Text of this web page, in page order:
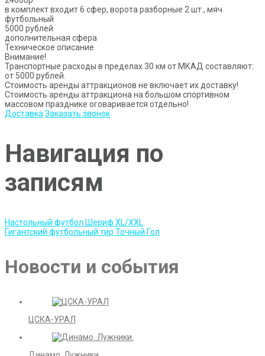
в комплект входит 6 сфер, ворота разборные 2 шт., мяч
футбольный
5000 рублей
дополнительная сфера
Техническое описание
Внимание!
Транспортные расходы в пределах 30 км от МКАД составляют:
от 5000 рублей.
Стоимость аренды аттракционов не включает их доставку!
Стоимость аренды аттракциона на большом спортивном
массовом празднике оговаривается отдельно!
ДоставкаЗаказать звонок
Навигация по
записям
Настольный футбол Шериф XL/XXL
Гигантский футбольный тир Точный Гол
Новости и события
ЦСКА-УРАЛ